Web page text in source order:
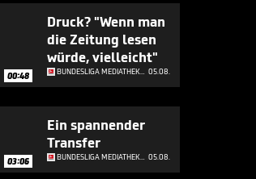
00:48
Druck? "Wenn man
die Zeitung lesen
würde, vielleicht"
BUNDESLIGA MEDIATHEK HIGHLIGHTS 05.08.
03:06
Ein spannender
Transfer
BUNDESLIGA MEDIATHEK HIGHLIGHTS 05.08.